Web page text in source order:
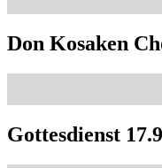
Don Kosaken
Gottesdienst